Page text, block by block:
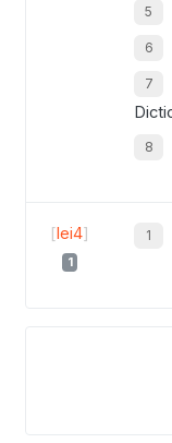
[lei4]
1